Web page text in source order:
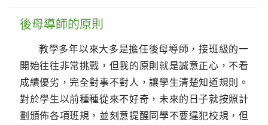
後母導師的原則
教學多年以來大多是擔任後母導師，接班級的一
開始往往非常挑戰，但我的原則就是誠意正心，不看
成績優劣，完全對事不對人，讓學生清楚知道規則。
對於學生以前種種從來不好奇，未來的日子就按照計
劃頒佈各項班規，並刻意提醒同學不要違犯校規，但